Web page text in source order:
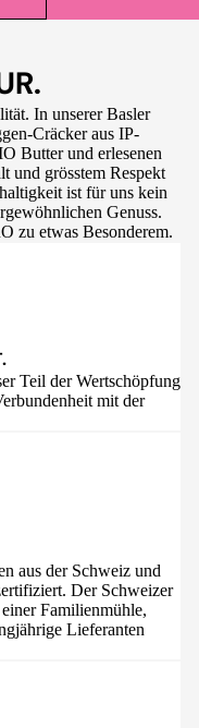
In unserer Basler
Cräcker aus IP-
Butter und erlesenen
und grösstem Respekt
ist für uns kein
Genuss.
zu etwas Besonderem.
Teil der Wertschöpfung
mit der
aus der Schweiz und
Der Schweizer
Familienmühle,
Lieferanten